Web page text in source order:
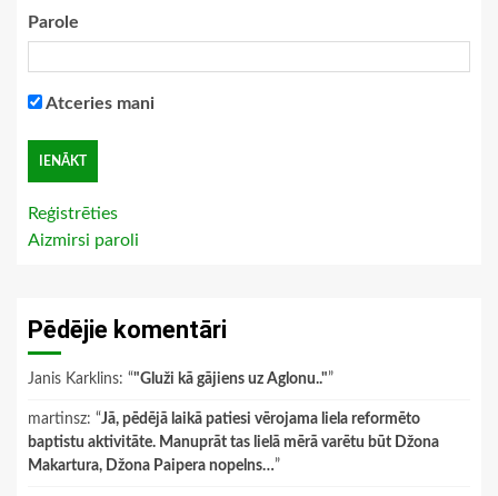
Parole
Atceries mani
Reģistrēties
Aizmirsi paroli
Pēdējie komentāri
Janis Karklins: “"Gluži kā gājiens uz Aglonu.."”
martinsz: “Jā, pēdējā laikā patiesi vērojama liela reformēto
baptistu aktivitāte. Manuprāt tas lielā mērā varētu būt Džona
Makartura, Džona Paipera nopelns…”